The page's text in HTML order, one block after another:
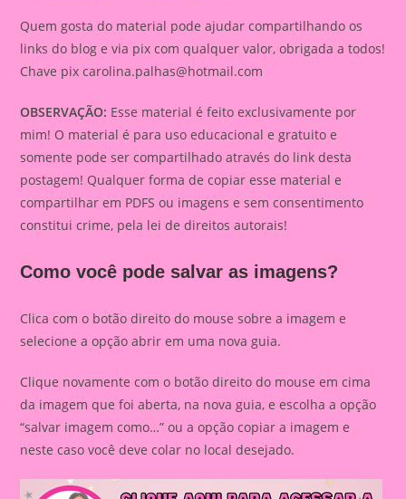
Quem gosta do material pode ajudar compartilhando os
links do blog e via pix com qualquer valor, obrigada a todos!
Chave pixcarolina.palhas@hotmail.com
OBSERVAÇÃO: Esse material é feito exclusivamente por
mim! O material é para uso educacional e gratuito e
somente pode ser compartilhado através do link desta
postagem! Qualquer forma de copiar esse material e
compartilhar em PDFS ou imagens e sem consentimento
constitui crime, pela lei de direitos autorais!
Como você pode salvar as imagens?
Clica com o botão direito do mouse sobre a imagem e
selecione a opção abrir em uma nova guia.
Clique novamente com o botão direito do mouse em cima
da imagem que foi aberta, na nova guia, e escolha a opção
“salvar imagem como…” ou a opção copiar a imagem e
neste caso você deve colar no local desejado.